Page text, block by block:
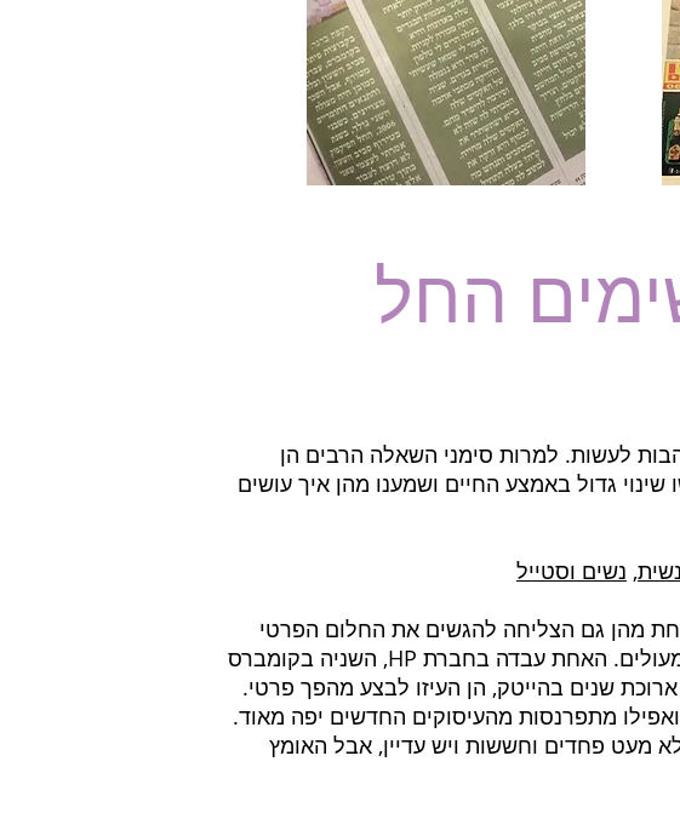
החל
לעשות. למרות סימני השאלה הרבים הן
גדול באמצע החיים ושמענו מהן איך עושים
, נשים וסטייל
מהן גם הצליחה להגשים את החלום הפרטי
שלה. הן באו מתחום ההייטק עם משכורת בת חמש ספרות, רכב צמוד ותנאים מעולים. האחת עבדה בחברת HP, השניה בקומברס
מתפרנסות מהעיסוקים החדשים יפה מאוד.
מעט פחדים וחששות ויש עדיין, אבל האומץ